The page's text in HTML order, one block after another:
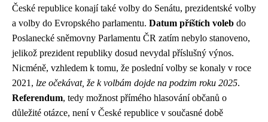
České republice konají také volby do Senátu, prezidentské volby
a volby do Evropského parlamentu. Datum příštích voleb do
Poslanecké sněmovny Parlamentu ČR zatím nebylo stanoveno,
jelikož prezident republiky dosud nevydal příslušný výnos.
Nicméně, vzhledem k tomu, že poslední volby se konaly v roce
2021, lze očekávat, že k volbám dojde na podzim roku 2025.
Referendum, tedy možnost přímého hlasování občanů o
důležité otázce, není v České republice v současné době